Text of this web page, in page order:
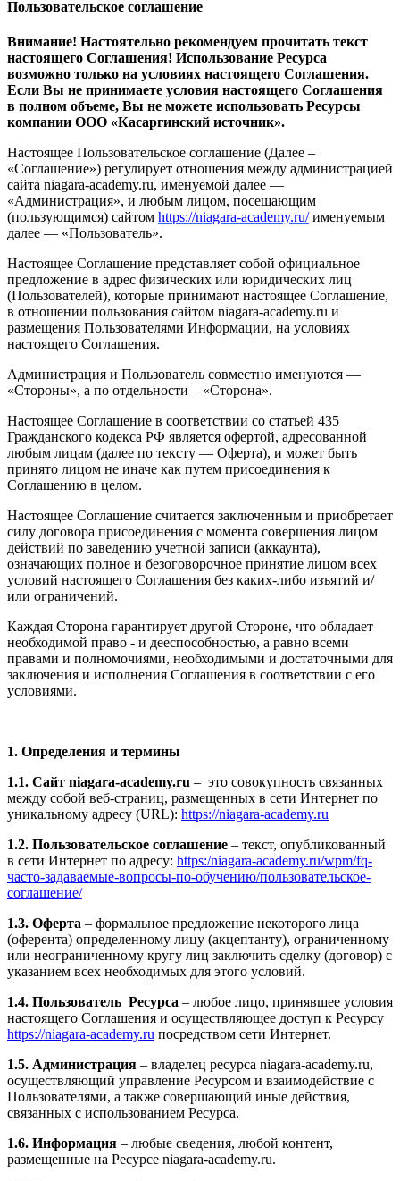
Пользовательское соглашение
Внимание! Настоятельно рекомендуем прочитать текст
настоящего Соглашения! Использование Ресурса
возможно только на условиях настоящего Соглашения.
Если Вы не принимаете условия настоящего Соглашения
в полном объеме, Вы не можете использовать Ресурсы
компании ООО «Касаргинский источник».
Настоящее Пользовательское соглашение (Далее –
«Соглашение») регулирует отношения между администрацией
сайта niagara-academy.ru, именуемой далее —
«Администрация», и любым лицом, посещающим
(пользующимся) сайтом https://niagara-academy.ru/именуемым
далее — «Пользователь».
Настоящее Соглашение представляет собой официальное
предложение в адрес физических или юридических лиц
(Пользователей), которые принимают настоящее Соглашение,
в отношении пользования сайтом niagara-academy.ru и
размещения Пользователями Информации, на условиях
настоящего Соглашения.
Администрация и Пользователь совместно именуются —
«Стороны», а по отдельности – «Сторона».
Настоящее Соглашение в соответствии со статьей 435
Гражданского кодекса РФ является офертой, адресованной
любым лицам (далее по тексту — Оферта), и может быть
принято лицом не иначе как путем присоединения к
Соглашению в целом.
Настоящее Соглашение считается заключенным и приобретает
силу договора присоединения с момента совершения лицом
действий по заведению учетной записи (аккаунта),
означающих полное и безоговорочное принятие лицом всех
условий настоящего Соглашения без каких-либо изъятий и/
или ограничений.
Каждая Сторона гарантирует другой Стороне, что обладает
необходимой право - и дееспособностью, а равно всеми
правами и полномочиями, необходимыми и достаточными для
заключения и исполнения Соглашения в соответствии с его
условиями.
1. Определения и термины
1.1. Сайт niagara-academy.ru – это совокупность связанных
между собой веб-страниц, размещенных в сети Интернет по
уникальному адресу (URL): https://niagara-academy.ru
1.2. Пользовательское соглашение – текст, опубликованный
в сети Интернет по адресу: https:/niagara-academy.ru/wpm/fq-
часто-задаваемые-вопросы-по-обучению/пользовательское-
соглашение/
1.3. Оферта – формальное предложение некоторого лица
(оферента) определенному лицу (акцептанту), ограниченному
или неограниченному кругу лиц заключить сделку (договор) с
указанием всех необходимых для этого условий.
1.4. Пользователь Ресурса – любое лицо, принявшее условия
настоящего Соглашения и осуществляющее доступ к Ресурсу
https://niagara-academy.ru посредством сети Интернет.
1.5. Администрация – владелец ресурса niagara-academy.ru,
осуществляющий управление Ресурсом и взаимодействие с
Пользователями, а также совершающий иные действия,
связанных с использованием Ресурса.
1.6. Информация – любые сведения, любой контент,
размещенные на Ресурсе niagara-academy.ru.